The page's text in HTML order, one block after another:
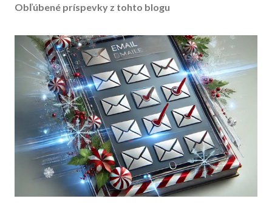
Obľúbené príspevky z tohto blogu